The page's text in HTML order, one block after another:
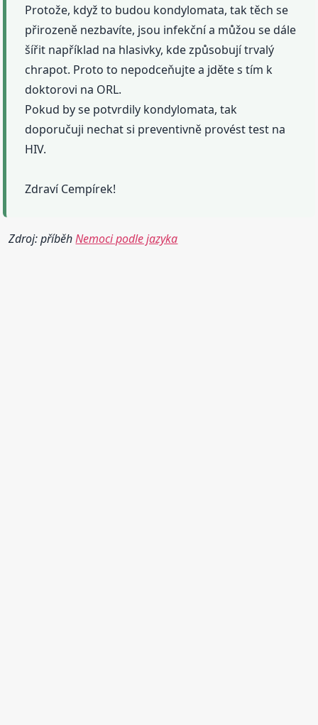
Protože, když to budou kondylomata, tak těch se
přirozeně nezbavíte, jsou infekční a můžou se dále
šířit například na hlasivky, kde způsobují trvalý
chrapot. Proto to nepodceňujte a jděte s tím k
doktorovi na ORL.
Pokud by se potvrdily kondylomata, tak
doporučuji nechat si preventivně provést test na
HIV.
Zdraví Cempírek!
Zdroj: příběhNemoci podle jazyka